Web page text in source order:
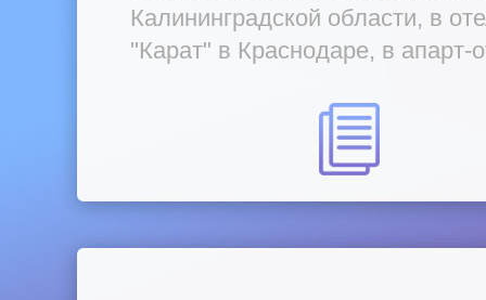
Калининградской области, в
"Карат" в Краснодаре, в апарт-